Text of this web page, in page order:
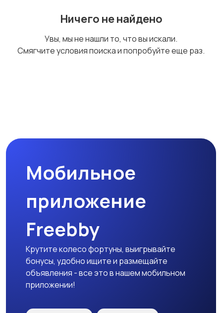
Ничего не найдено
Увы, мы не нашли то, что вы искали.
Смягчите условия поиска и попробуйте еще раз.
Мобильное
приложение
Freebby
Крутите колесо фортуны, выигрывайте
бонусы, удобно ищите и размещайте
объявления - все это в нашем мобильном
приложении!